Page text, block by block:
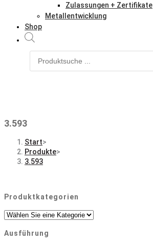
Zulassungen + Zertifikate
Metallentwicklung
Shop
3.593
Start>
Produkte>
3.593
Produktkategorien
Ausführung